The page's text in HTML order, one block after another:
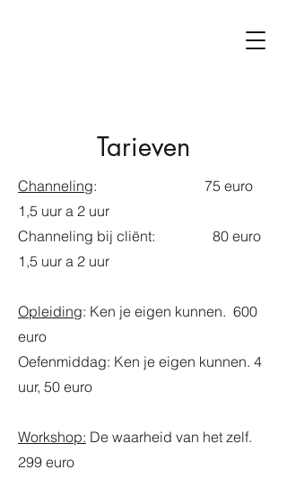
Tarieven
Channeling: 75 euro
1,5 uur a 2 uur
Channeling bij cliënt: 80 euro
1,5 uur a 2 uur
Opleiding: Ken je eigen kunnen. 600
euro
Oefenmiddag: Ken je eigen kunnen. 4
uur, 50 euro
Workshop: De waarheid van het zelf.
299 euro